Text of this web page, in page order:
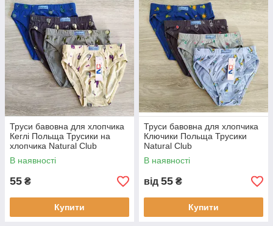
Труси бавовна для хлопчика
Кеглі Польща Трусики на
хлопчика Natural Club
В наявності
55 ₴
Купити
Труси бавовна для хлопчика
Ключики Польща Трусики
Natural Club
В наявності
від 55 ₴
Купити